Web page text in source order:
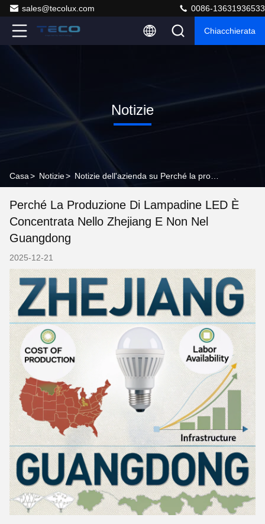
sales@tecolux.com 0086-13631936533
Chiacchierata
Notizie
Casa> Notizie>
Perché La Produzione Di Lampadine LED È
Concentrata Nello Zhejiang E Non Nel
Guangdong
2025-12-21